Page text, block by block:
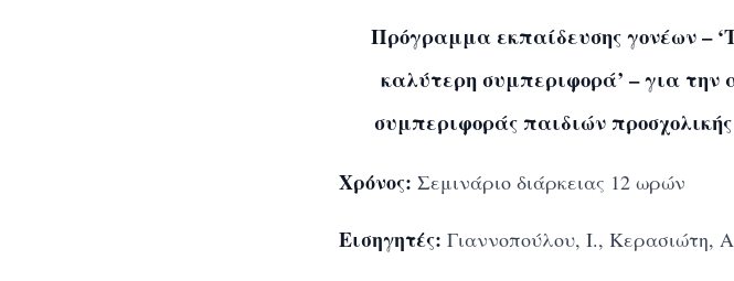
Πρόγραμμα εκπαίδευσης γονέων –
καλύτερη συμπεριφορά’ – για
συμπεριφοράς παιδιών
Χρόνος:Σεμινάριο διάρκειας 12 ωρών
Εισηγητές:Γιαννοπούλου, Ι., Κερασιώτη,